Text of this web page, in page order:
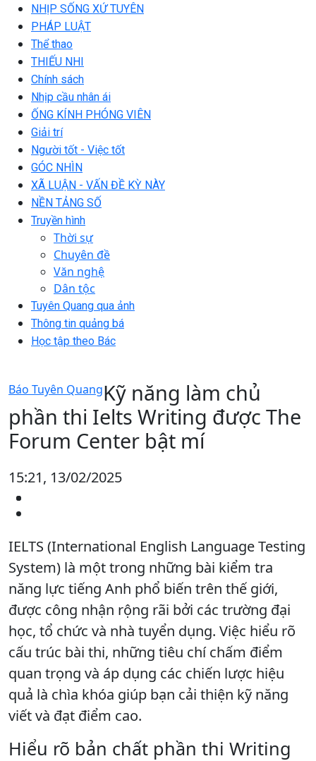
NHỊP SỐNG XỨ TUYÊN
PHÁP LUẬT
Thể thao
THIẾU NHI
Chính sách
Nhịp cầu nhân ái
ỐNG KÍNH PHÓNG VIÊN
Giải trí
Người tốt - Việc tốt
GÓC NHÌN
XÃ LUẬN - VẤN ĐỀ KỲ NÀY
NỀN TẢNG SỐ
Truyền hình
Thời sự
Chuyên đề
Văn nghệ
Dân tộc
Tuyên Quang qua ảnh
Thông tin quảng bá
Học tập theo Bác
Báo Tuyên QuangKỹ năng làm chủ
phần thi Ielts Writing được The
Forum Center bật mí
15:21, 13/02/2025
IELTS (International English Language Testing
System) là một trong những bài kiểm tra
năng lực tiếng Anh phổ biến trên thế giới,
được công nhận rộng rãi bởi các trường đại
học, tổ chức và nhà tuyển dụng. Việc hiểu rõ
cấu trúc bài thi, những tiêu chí chấm điểm
quan trọng và áp dụng các chiến lược hiệu
quả là chìa khóa giúp bạn cải thiện kỹ năng
viết và đạt điểm cao.
Hiểu rõ bản chất phần thi Writing